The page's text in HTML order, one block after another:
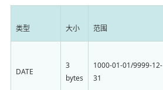
类型 大小 范围
DATE
3
bytes
1000-01-01/9999-12-
31